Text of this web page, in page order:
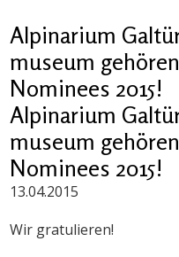
Alpinarium
museum
Nominees 2015!
Alpinarium
museum
Nominees 2015!
13.04.2015
Wir gratulieren!